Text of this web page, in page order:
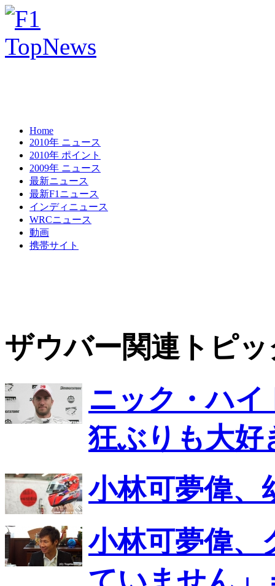
Home
2010年 ニュース
2010年 ポイント
2009年 ニュース
最新ニュース
最新F1ニュース
インディニュース
WRCニュース
動画
携帯サイト
ザウバー関連トピ
ニック・ハ
狂ぶりも大好
小林可夢偉、
小林可夢偉、